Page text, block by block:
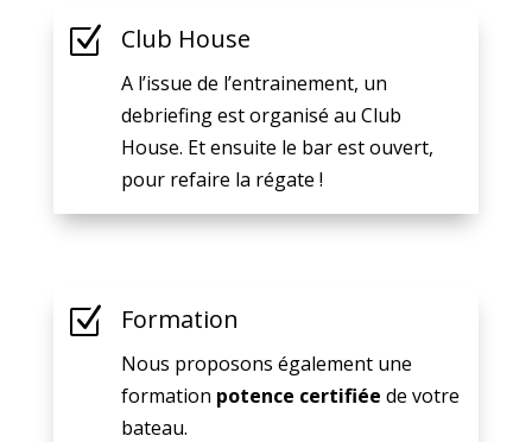
Z Club House
A l’issue de l’entrainement, un
debriefing est organisé au Club
House. Et ensuite le bar est ouvert,
pour refaire la régate !
Z Formation
Nous proposons également une
formation potence certifiée de votre
bateau.